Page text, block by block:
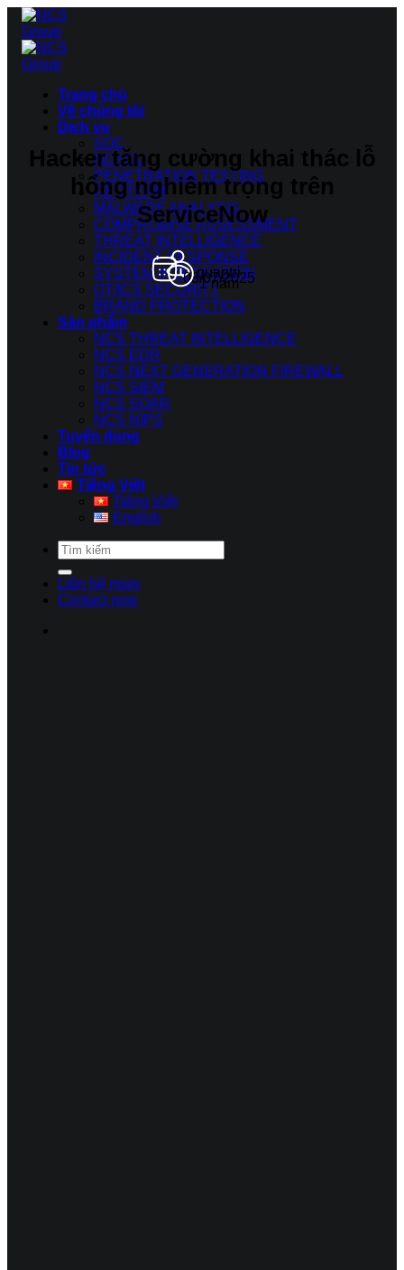
Bỏ
qua
nội
dung
Trang chủ
Về chúng tôi
Dịch vụ
SOC
NCSOC
PENETRATION TESTING
REDTEAM
MALWARE ANALYSIS
COMPROMISE ASSESSMENT
THREAT INTELLIGENCE
INCIDENT RESPONSE
SYSTEM INTEGRATION
OT/ICS SECURITY
BRAND PROTECTION
Sản phẩm
NCS THREAT INTELLIGENCE
NCS EDR
NCS NEXT GENERATION FIREWALL
NCS SIEM
NCS SOAR
NCS NIPS
Tuyển dụng
Blog
Tin tức
Tiếng Việt
Tiếng Việt
English
Liên hệ ngay
Contact now
Hacker tăng cường khai thác lỗ
hổng nghiêm trọng trên
ServiceNow
quantri
08/07/2025
1 năm